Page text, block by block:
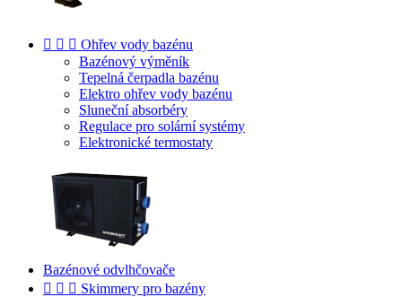
   Ohřev vody bazénu
Bazénový výměník
Tepelná čerpadla bazénu
Elektro ohřev vody bazénu
Sluneční absorbéry
Regulace pro solární systémy
Elektronické termostaty
Bazénové odvlhčovače
   Skimmery pro bazény